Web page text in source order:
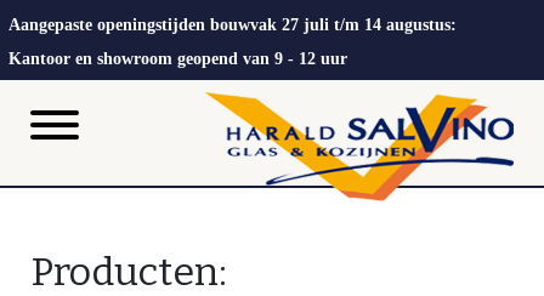
Aangepaste openingstijden bouwvak 27 juli t/m 14 augustus:
Kantoor en showroom geopend van 9 - 12 uur
Producten: